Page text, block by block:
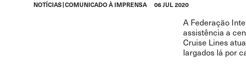
NOTÍCIAS COMUNICADO À IMPRENSA 06 JUL 2020
A Federação
assistência a
Cruise Lines
largados lá por